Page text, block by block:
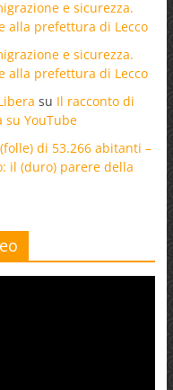
e sicurezza.
alla prefettura di Lecco
e sicurezza.
alla prefettura di Lecco
su Il racconto di
su YouTube
di 53.266 abitanti –
il (duro) parere della